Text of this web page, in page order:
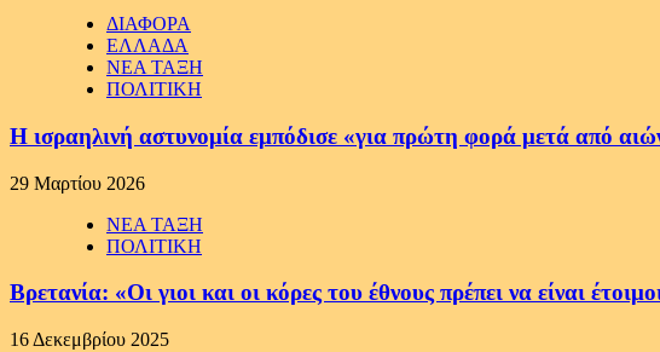
ΔΙΑΦΟΡΑ
ΕΛΛΑΔΑ
ΝΕΑ ΤΑΞΗ
ΠΟΛΙΤΙΚΗ
Η ισραηλινή αστυνομία εμπόδισε «για πρώτη φορά μετά από
29 Μαρτίου 2026
ΝΕΑ ΤΑΞΗ
ΠΟΛΙΤΙΚΗ
Βρετανία: «Οι γιοι και οι κόρες του έθνους πρέπει να είναι
16 Δεκεμβρίου 2025